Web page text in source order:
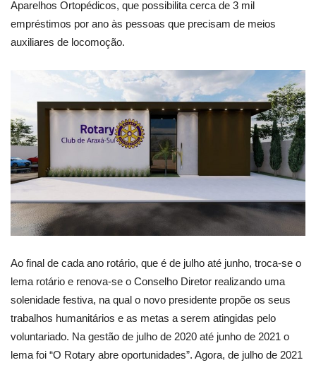
Aparelhos Ortopédicos, que possibilita cerca de 3 mil
empréstimos por ano às pessoas que precisam de meios
auxiliares de locomoção.
Ao final de cada ano rotário, que é de julho até junho, troca-se o
lema rotário e renova-se o Conselho Diretor realizando uma
solenidade festiva, na qual o novo presidente propõe os seus
trabalhos humanitários e as metas a serem atingidas pelo
voluntariado. Na gestão de julho de 2020 até junho de 2021 o
lema foi “O Rotary abre oportunidades”. Agora, de julho de 2021